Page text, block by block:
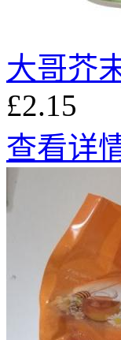
大哥芥
£2.15
查看详